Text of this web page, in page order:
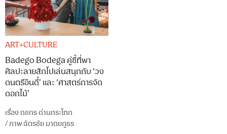
ART+CULTURE
Badego Bodega คู่ซี้ที่พา
ศิลปะลายสักไปเล่นสนุกกับ ‘วง
ดนตรีอินดี้’ และ ‘ศาสตร์การจัด
ดอกไม้’
เรื่อง กชกร ด่านกระโทก
/ภาพฉัตรชัย มาตยภูธร